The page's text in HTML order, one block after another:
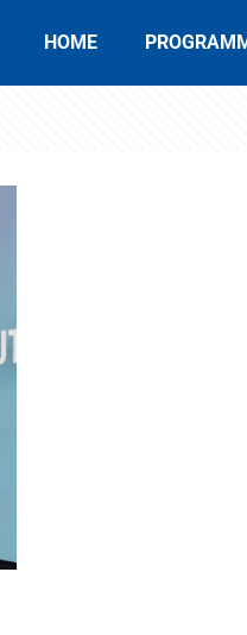
HOME